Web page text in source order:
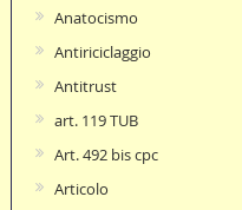
Anatocismo
Antiriciclaggio
Antitrust
art. 119 TUB
Art. 492 bis cpc
Articolo